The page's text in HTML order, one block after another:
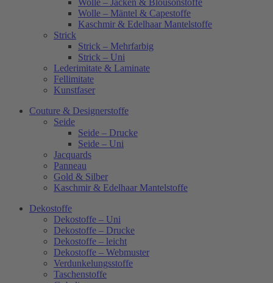
Wolle – Mäntel & Capestoffe
Kaschmir & Edelhaar Mantelstoffe
Strick
Strick – Mehrfarbig
Strick – Uni
Lederimitate & Laminate
Fellimitate
Kunstfaser
Couture & Designerstoffe
Seide
Seide – Drucke
Seide – Uni
Jacquards
Panneau
Gold & Silber
Kaschmir & Edelhaar Mantelstoffe
Dekostoffe
Dekostoffe – Uni
Dekostoffe – Drucke
Dekostoffe – leicht
Dekostoffe – Webmuster
Verdunkelungsstoffe
Taschenstoffe